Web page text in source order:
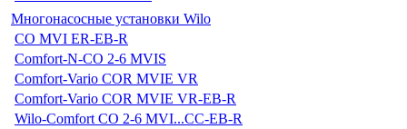
Многонасосные установки Wilo
CO MVI ER-EB-R
Comfort-N-CO 2-6 MVIS
Comfort-Vario COR MVIE VR
Comfort-Vario COR MVIE VR-EB-R
Wilo-Comfort CO 2-6 MVI...CC-EB-R